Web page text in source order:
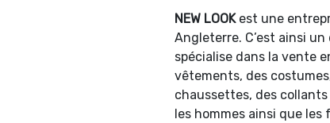
NEW LOOKest une
Angleterre. C’est ainsi
spécialise dans la vente
vêtements, des
chaussettes, des
les hommes ainsi que les